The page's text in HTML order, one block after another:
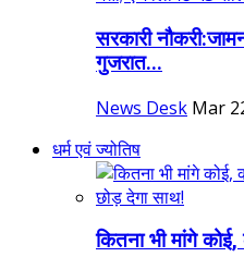
सरकारी
गुजरात...
News Desk Mar
धर्म एवं ज्योतिष
कितना भी मांगे